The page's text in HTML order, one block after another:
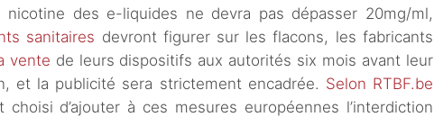
nicotine des e-liquides ne devra pas dépasser 20mg/ml,
sanitaires devront figurer sur les flacons, les fabricants
vente de leurs dispositifs aux autorités six mois avant leur
et la publicité sera strictement encadrée. Selon RTBF.be
choisi d’ajouter à ces mesures européennes l’interdiction